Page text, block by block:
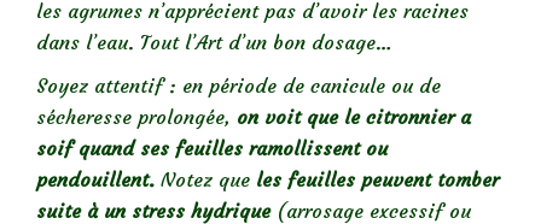
les agrumes n’apprécient pas d’avoir les racines
dans l’eau. Tout l’Art d’un bon dosage…
Soyez attentif : en période de canicule ou de
sécheresse prolongée, on voit que le citronnier a
soif quand ses feuilles ramollissent ou
pendouillent. Notez que les feuilles peuvent tomber
suite à un stress hydrique (arrosage excessif ou